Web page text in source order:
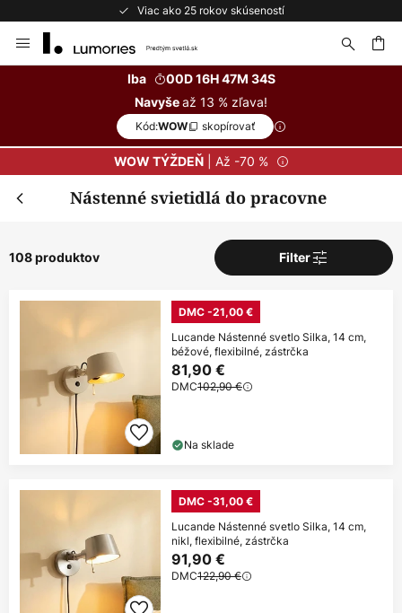
Bezplatné vrátenie do 50 dní
to
Iba
00D 16H 47M 32S
Navyšeaž 13 % zľava!
Kód:WOW skopírovať
WOW TÝŽDEŇ| Až -70 %
Nástenné svietidlá do pracovne
108 produktov Filter
DMC -21,00 €
Lucande Nástenné svetlo Silka, 14 cm,
béžové, flexibilné, zástrčka
81,90 €
DMC102,90 €
Na sklade
DMC -31,00 €
Lucande Nástenné svetlo Silka, 14 cm,
nikl, flexibilné, zástrčka
91,90 €
DMC122,90 €